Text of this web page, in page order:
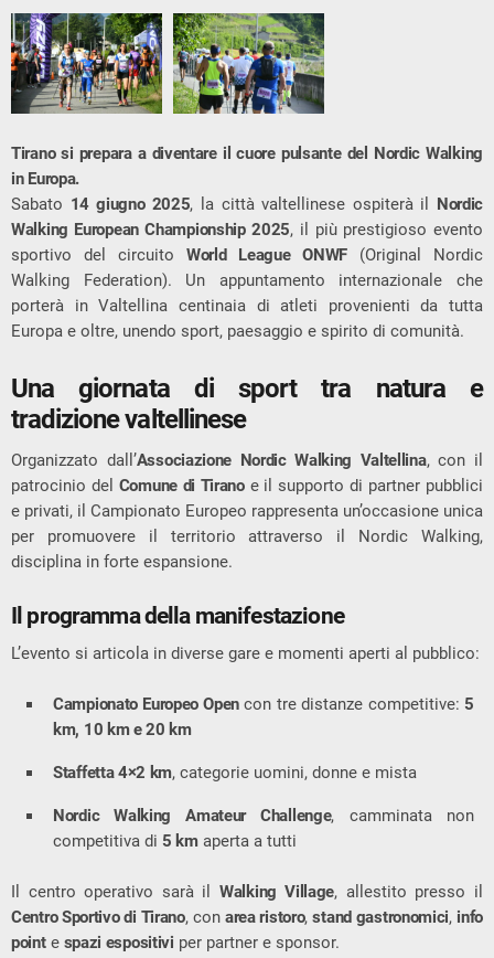
Tirano si prepara a diventare il cuore pulsante del Nordic Walking
in Europa.
Sabato 14 giugno 2025, la città valtellinese ospiterà il Nordic
Walking European Championship 2025, il più prestigioso evento
sportivo del circuitoWorld League ONWF(Original Nordic
Walking Federation). Un appuntamento internazionale che
porterà in Valtellina centinaia di atleti provenienti da tutta
Europa e oltre, unendo sport, paesaggio e spirito di comunità.
Una giornata di sport tra natura e
tradizione valtellinese
Organizzato dall’Associazione Nordic Walking Valtellina, con il
patrocinio del Comune di Tiranoe il supporto di partner pubblici
e privati, il Campionato Europeo rappresenta un’occasione unica
per promuovere il territorio attraverso il Nordic Walking,
disciplina in forte espansione.
Il programma della manifestazione
L’evento si articola in diverse gare e momenti aperti al pubblico:
Campionato Europeo Open con tre distanze competitive: 5
km, 10 km e 20 km
Staffetta 4×2 km, categorie uomini, donne e mista
Nordic Walking Amateur Challenge, camminata non
competitiva di 5 kmaperta a tutti
Il centro operativo sarà ilWalking Village, allestito presso il
Centro Sportivo di Tirano, con area ristoro,stand gastronomici, info
pointe spazi espositivi per partner e sponsor.